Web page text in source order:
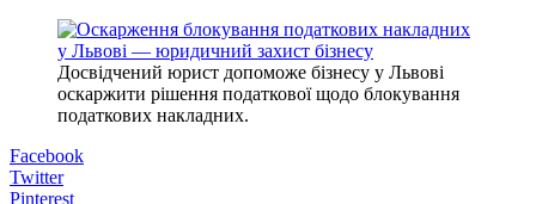
Досвідчений юрист допоможе бізнесу у Львові
оскаржити рішення податкової щодо блокування
податкових накладних.
Facebook
Twitter
Pinterest